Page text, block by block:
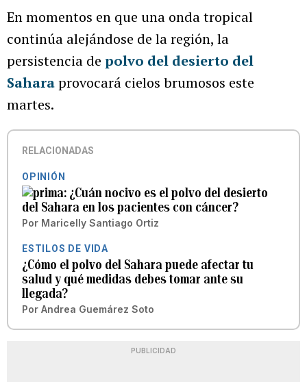
En momentos en que una onda tropical
continúa alejándose de la región, la
persistencia de polvo del desierto del
Saharaprovocará cielos brumosos este
martes.
RELACIONADAS
OPINIÓN
¿Cuán nocivo es el polvo del desierto
del Sahara en los pacientes con cáncer?
Por Maricelly Santiago Ortiz
ESTILOS DE VIDA
¿Cómo el polvo del Sahara puede afectar tu
salud y qué medidas debes tomar ante su
llegada?
Por Andrea Guemárez Soto
PUBLICIDAD